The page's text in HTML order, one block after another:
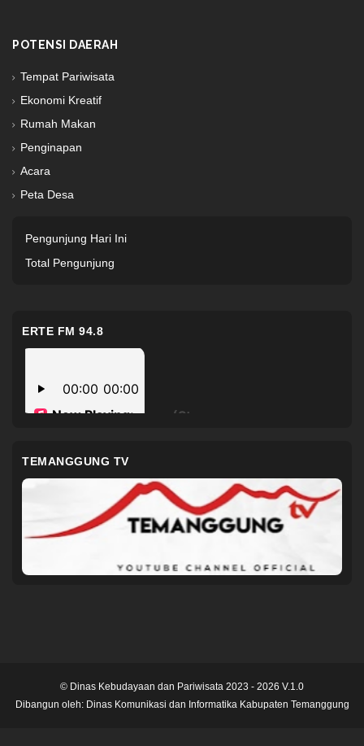
POTENSI DAERAH
Tempat Pariwisata
Ekonomi Kreatif
Rumah Makan
Penginapan
Acara
Peta Desa
Pengunjung Hari Ini
Total Pengunjung
ERTE FM 94.8
TEMANGGUNG TV
© Dinas Kebudayaan dan Pariwisata 2023 - 2026 V.1.0
Dibangun oleh: Dinas Komunikasi dan Informatika Kabupaten Temanggung